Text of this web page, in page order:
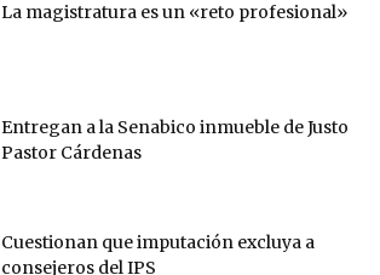
La magistratura es un «reto profesional»
Entregan a la Senabico inmueble de Justo
Pastor Cárdenas
Cuestionan que imputación excluya a
consejeros del IPS